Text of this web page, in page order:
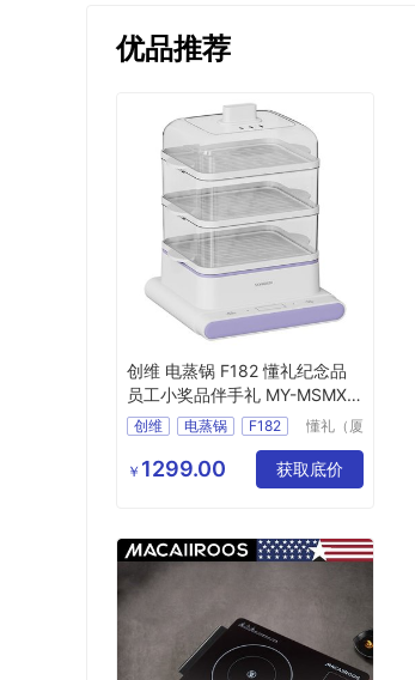
优品推荐
创维 电蒸锅 F182 懂礼纪念品
员工小奖品伴手礼 MY-MSMX-
(T)-25
创维 电蒸锅
F182
纪念品员工小奖品伴手礼
MY
MSMX
懂礼（厦
链有限公
司
￥ 1299.00 获取底价